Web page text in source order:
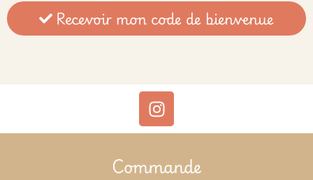
Recevoir mon code de bienvenue
Commande